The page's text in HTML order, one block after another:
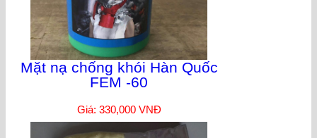
Mặt nạ chống khói Hàn Quốc
FEM -60
Giá: 330,000 VNĐ